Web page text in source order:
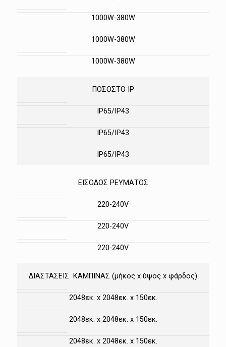
1000W-380W
1000W-380W
1000W-380W
ΠΟΣΟΣΤΟ IP
IP65/IP43
IP65/IP43
IP65/IP43
ΕΙΣΟΔΟΣ ΡΕΥΜΑΤΟΣ
220-240V
220-240V
220-240V
ΔΙΑΣΤΑΣΕΙΣ ΚΑΜΠΙΝΑΣ (μήκος x ύψος x φάρδος)
2048εκ. x 2048εκ. x 150εκ.
2048εκ. x 2048εκ. x 150εκ.
2048εκ. x 2048εκ. x 150εκ.